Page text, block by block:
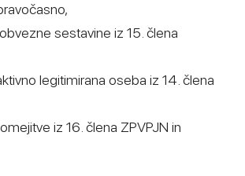
sestavine iz 15. člena
legitimirana oseba iz 14. člena
iz 16. člena ZPVPJN in